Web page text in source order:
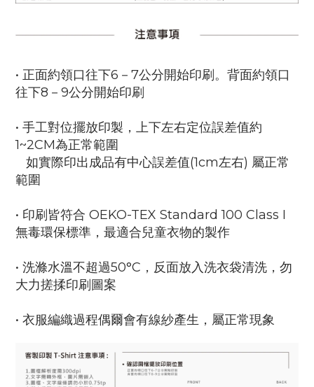
• 正面約領口往下6－7公分開始印刷。背面約領口
往下8－9公分開始印刷
• 手工對位擺放印製，上下左右定位誤差值約
1~2CM為正常範圍
如實際印出成品有中心誤差值(1cm左右) 屬正常
範圍
• 印刷皆符合 OEKO-TEX Standard 100 Class I
無毒環保標準，最適合兒童衣物的製作
• 洗滌水溫不超過50°C，反面放入洗衣袋清洗，勿
大力搓揉印刷圖案
• 衣服編織過程偶爾會有線紗產生，屬正常現象